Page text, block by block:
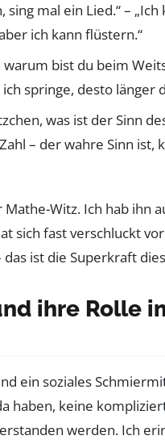
sing mal ein Lied.“ –
ich kann flüstern.“
warum bist du beim
springe, desto länger
was ist der Sinn
– der wahre Sinn ist,
Witz. Ich hab ihn
sich fast verschluckt
das ist die Superkraft
ihre Rolle
ein soziales
haben, keine
werden. Ich